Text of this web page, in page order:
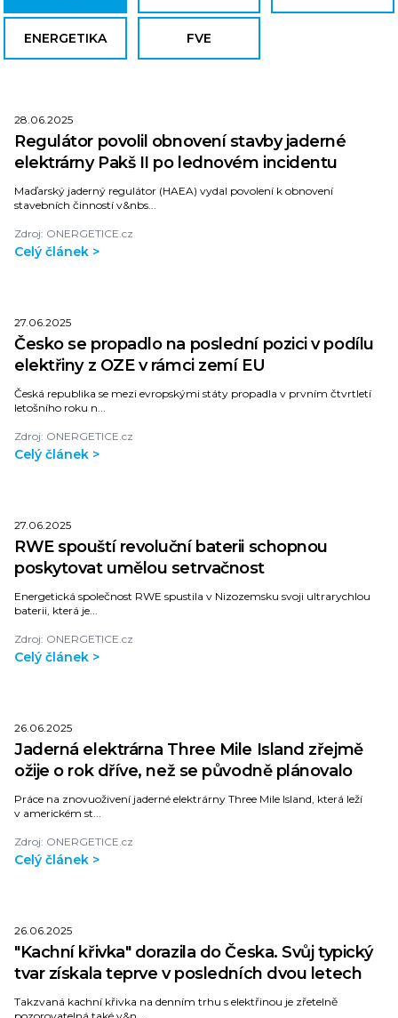
ENERGETIKA FVE
28.06.2025
Regulátor povolil obnovení stavby jaderné
elektrárny Pakš II po lednovém incidentu
Maďarský jaderný regulátor (HAEA) vydal povolení k obnovení
stavebních činností v&nbs...
Zdroj: ONERGETICE.cz
Celý článek >
27.06.2025
Česko se propadlo na poslední pozici v podílu
elektřiny z OZE v rámci zemí EU
Česká republika se mezi evropskými státy propadla v prvním čtvrtletí
letošního roku n...
Zdroj: ONERGETICE.cz
Celý článek >
27.06.2025
RWE spouští revoluční baterii schopnou
poskytovat umělou setrvačnost
Energetická společnost RWE spustila v Nizozemsku svoji ultrarychlou
baterii, která je...
Zdroj: ONERGETICE.cz
Celý článek >
26.06.2025
Jaderná elektrárna Three Mile Island zřejmě
ožije o rok dříve, než se původně plánovalo
Práce na znovuoživení jaderné elektrárny Three Mile Island, která leží
v americkém st...
Zdroj: ONERGETICE.cz
Celý článek >
26.06.2025
"Kachní křivka" dorazila do Česka. Svůj typický
tvar získala teprve v posledních dvou letech
Takzvaná kachní křivka na denním trhu s elektřinou je zřetelně